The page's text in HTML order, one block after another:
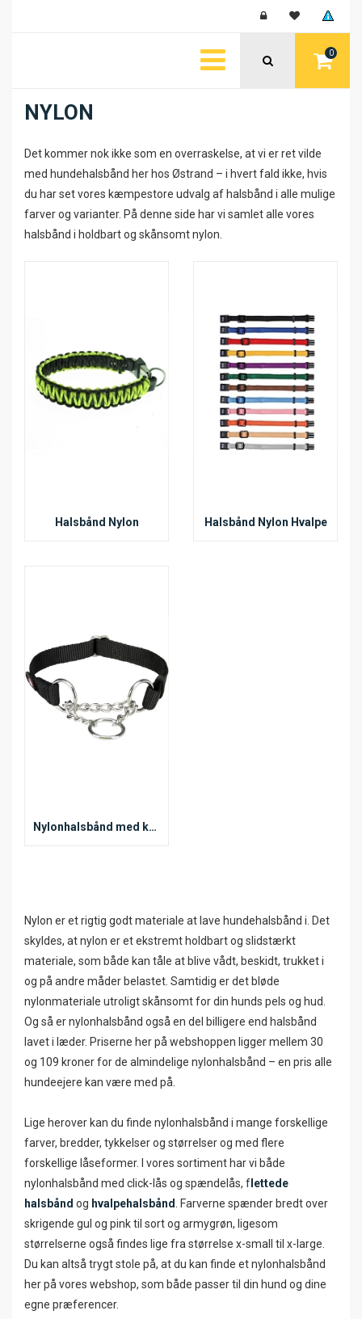
0
NYLON
Det kommer nok ikke som en overraskelse, at vi er ret vilde
med hundehalsbånd her hos Østrand – i hvert fald ikke, hvis
du har set vores kæmpestore udvalg af halsbånd i alle mulige
farver og varianter. På denne side har vi samlet alle vores
halsbånd i holdbart og skånsomt nylon.
Halsbånd Nylon Halsbånd Nylon Hvalpe
Nylonhalsbånd med kæde
Nylon er et rigtig godt materiale at lave hundehalsbånd i. Det
skyldes, at nylon er et ekstremt holdbart og slidstærkt
materiale, som både kan tåle at blive vådt, beskidt, trukket i
og på andre måder belastet. Samtidig er det bløde
nylonmateriale utroligt skånsomt for din hunds pels og hud.
Og så er nylonhalsbånd også en del billigere end halsbånd
lavet i læder. Priserne her på webshoppen ligger mellem 30
og 109 kroner for de almindelige nylonhalsbånd – en pris alle
hundeejere kan være med på.
Lige herover kan du finde nylonhalsbånd i mange forskellige
farver, bredder, tykkelser og størrelser og med flere
forskellige låseformer. I vores sortiment har vi både
nylonhalsbånd med click-lås og spændelås, f lettede
halsbånd og hvalpehalsbånd
. Farverne spænder bredt over
skrigende gul og pink til sort og armygrøn, ligesom
størrelserne også findes lige fra størrelse x-small til x-large.
Du kan altså trygt stole på, at du kan finde et nylonhalsbånd
her på vores webshop, som både passer til din hund og dine
egne præferencer.